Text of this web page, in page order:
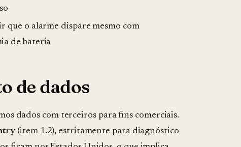
que o alarme dispare mesmo com
de bateria
de dados
dados com terceiros para fins comerciais.
(item 1.2), estritamente para diagnóstico